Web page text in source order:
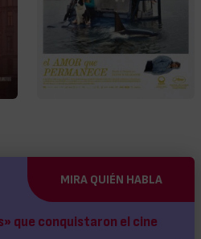
MIRA QUIÉN HABLA
que conquistaron el cine